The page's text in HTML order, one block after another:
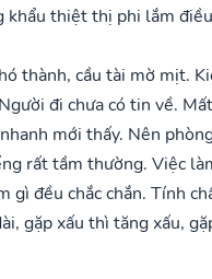
khẩu thiệt thị phi lắm
thành, cầu tài mờ mịt.
đi chưa có tin về.
mới thấy. Nên
rất tầm thường. Việc
gì đều chắc chắn. Tính
gặp xấu thì tăng xấu,